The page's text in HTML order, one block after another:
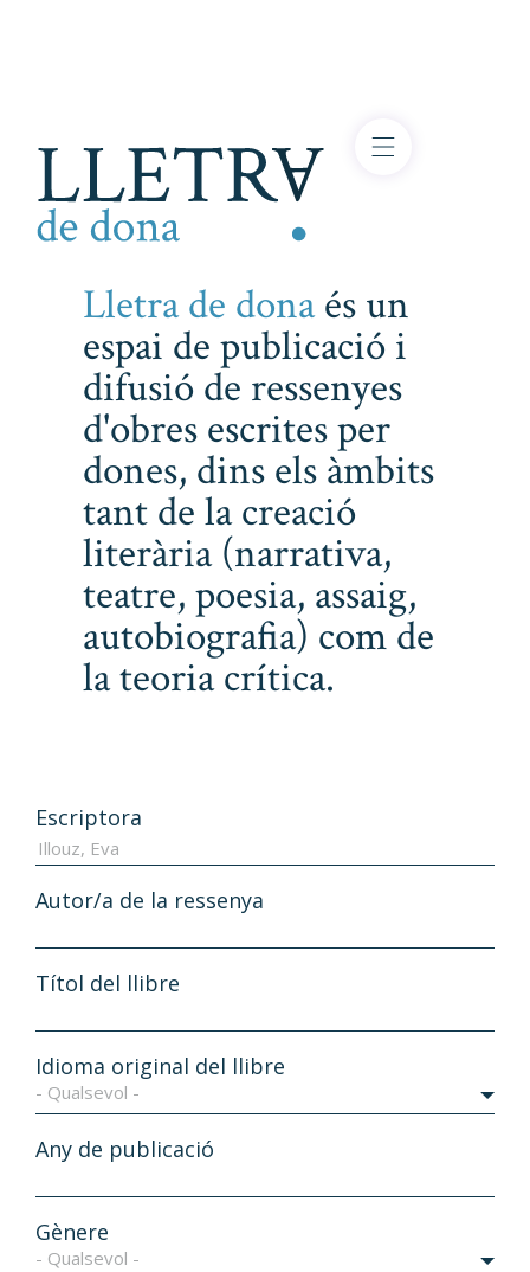
Lletra de donaés un
espai de publicació i
difusió de ressenyes
d'obres escrites per
dones, dins els àmbits
tant de la creació
literària (narrativa,
teatre, poesia, assaig,
autobiografia) com de
la teoria crítica.
Escriptora
Autor/a de la ressenya
Títol del llibre
Idioma original del llibre
- Qualsevol -
Any de publicació
Gènere
- Qualsevol -